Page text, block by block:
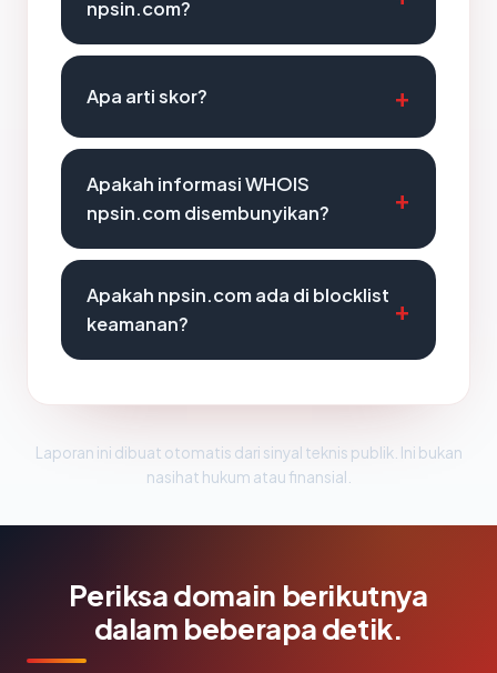
npsin.com?
Apa arti skor?
Apakah informasi WHOIS
npsin.com disembunyikan?
Apakah npsin.com ada di blocklist
keamanan?
Laporan ini dibuat otomatis dari sinyal teknis publik. Ini bukan
nasihat hukum atau finansial.
Periksa domain berikutnya
dalam beberapa detik.